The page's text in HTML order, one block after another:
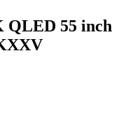
QLED 55 inch